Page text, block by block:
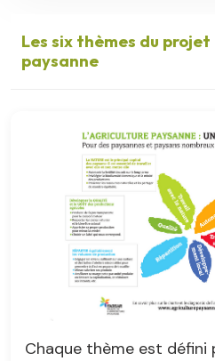
Les six thèmes du projet
paysanne
Chaque thème est